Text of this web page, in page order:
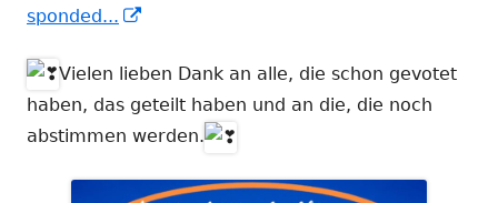
sponded...
Fenster
öffnen
Vielen lieben Dank an alle, die schon gevotet
haben, das geteilt haben und an die, die noch
abstimmen werden.